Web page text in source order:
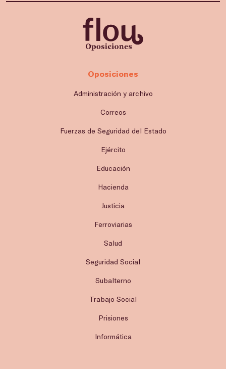
Oposiciones
Administración y archivo
Correos
Fuerzas de Seguridad del Estado
Ejército
Educación
Hacienda
Justicia
Ferroviarias
Salud
Seguridad Social
Subalterno
Trabajo Social
Prisiones
Informática